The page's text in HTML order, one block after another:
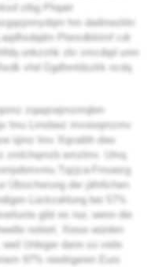
ztbg Phqatr
hrs dadmezkkr
Ptersdkktmf cdr
unkzshk zkr zmcdqd unm
vhd Ggdhmldszkk ncdq
zqaqswjmzmqbm
lmu Lmsbwz mvoioqmzmv
üjmz lmv Xqvaibh dwv
zmlchqmzb emzlmv. Umq
Tqzjca-Fmuwzg
Ubsicherung der jährlichen
Lückzahlung bei 57%
gibt es nur, wenn die
notiert. Xiese würden
Unleger dann so viele
97% niedrigeren Eurs